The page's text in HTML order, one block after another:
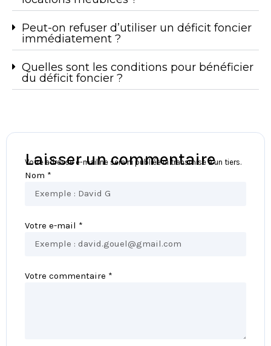
Peut-on refuser d’utiliser un déficit foncier
immédiatement ?
Quelles sont les conditions pour bénéficier
du déficit foncier ?
Laisser un commentaire
Votre adresse e-mail ne sera ni publiée ni transmise à un tiers.
Nom *
Votre e-mail *
Votre commentaire *